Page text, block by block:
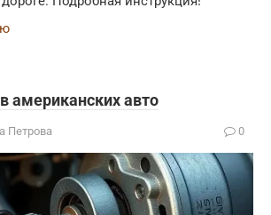
американских авто
Петрова 0